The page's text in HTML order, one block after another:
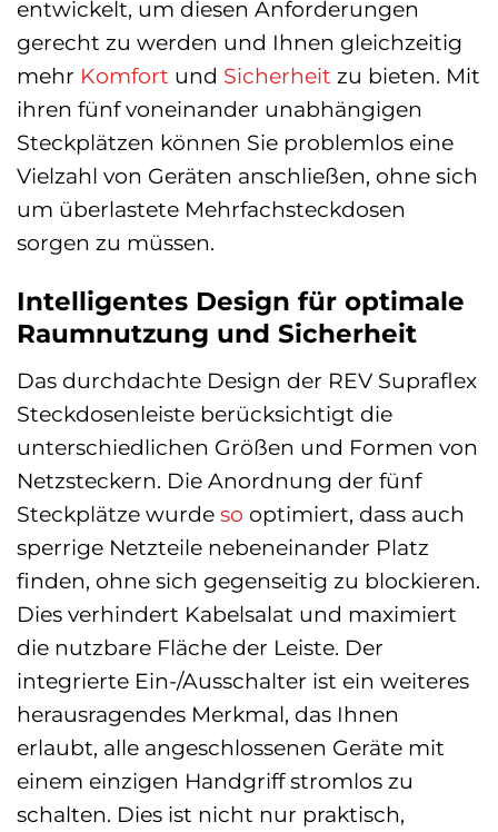
entwickelt, um diesen Anforderungen
gerecht zu werden und Ihnen gleichzeitig
mehr Komfort und Sicherheit zu bieten. Mit
ihren fünf voneinander unabhängigen
Steckplätzen können Sie problemlos eine
Vielzahl von Geräten anschließen, ohne sich
um überlastete Mehrfachsteckdosen
sorgen zu müssen.
Intelligentes Design für optimale
Raumnutzung und Sicherheit
Das durchdachte Design der REV Supraflex
Steckdosenleiste berücksichtigt die
unterschiedlichen Größen und Formen von
Netzsteckern. Die Anordnung der fünf
Steckplätze wurde so optimiert, dass auch
sperrige Netzteile nebeneinander Platz
finden, ohne sich gegenseitig zu blockieren.
Dies verhindert Kabelsalat und maximiert
die nutzbare Fläche der Leiste. Der
integrierte Ein-/Ausschalter ist ein weiteres
herausragendes Merkmal, das Ihnen
erlaubt, alle angeschlossenen Geräte mit
einem einzigen Handgriff stromlos zu
schalten. Dies ist nicht nur praktisch,